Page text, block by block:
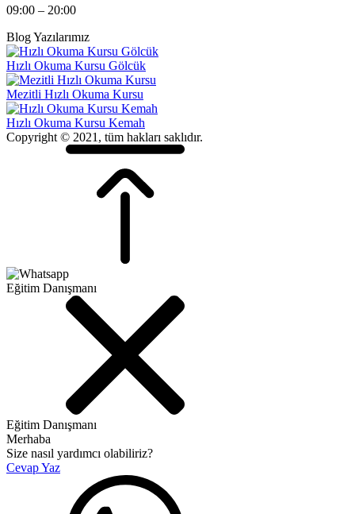
09:00 – 20:00
Blog Yazılarımız
Hızlı Okuma Kursu Gölcük
Mezitli Hızlı Okuma Kursu
Hızlı Okuma Kursu Kemah
Copyright © 2021, tüm hakları saklıdır.
Eğitim Danışmanı
Eğitim Danışmanı
Merhaba
Size nasıl yardımcı olabiliriz?
Cevap Yaz